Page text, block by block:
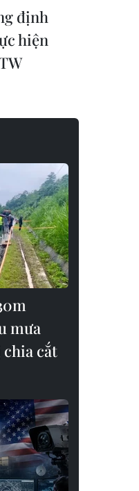
định
hiện
mưa
cắt